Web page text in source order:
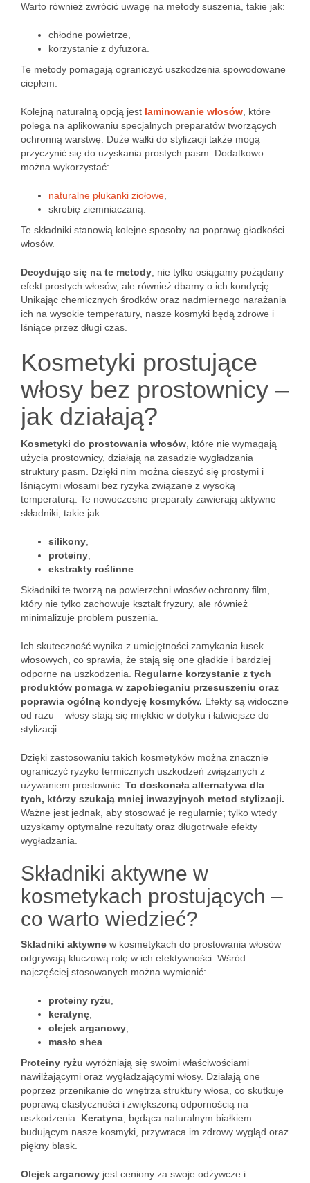
Warto również zwrócić uwagę na metody suszenia, takie jak:
chłodne powietrze,
korzystanie z dyfuzora.
Te metody pomagają ograniczyć uszkodzenia spowodowane
ciepłem.
Kolejną naturalną opcją jest laminowanie włosów , które
polega na aplikowaniu specjalnych preparatów tworzących
ochronną warstwę. Duże wałki do stylizacji także mogą
przyczynić się do uzyskania prostych pasm. Dodatkowo
można wykorzystać:
naturalne płukanki ziołowe
skrobię ziemniaczaną.
Te składniki stanowią kolejne sposoby na poprawę gładkości
włosów.
Decydując się na te metody , nie tylko osiągamy pożądany
efekt prostych włosów, ale również dbamy o ich kondycję.
Unikając chemicznych środków oraz nadmiernego narażania
ich na wysokie temperatury, nasze kosmyki będą zdrowe i
lśniące przez długi czas.
Kosmetyki prostujące
włosy bez prostownicy –
jak działają?
Kosmetyki do prostowania włosów , które nie wymagają
użycia prostownicy, działają na zasadzie wygładzania
struktury pasm. Dzięki nim można cieszyć się prostymi i
lśniącymi włosami bez ryzyka związane z wysoką
temperaturą. Te nowoczesne preparaty zawierają aktywne
składniki, takie jak:
silikony
proteiny
ekstrakty roślinne
Składniki te tworzą na powierzchni włosów ochronny film,
który nie tylko zachowuje kształt fryzury, ale również
minimalizuje problem puszenia.
Ich skuteczność wynika z umiejętności zamykania łusek
włosowych, co sprawia, że stają się one gładkie i bardziej
odporne na uszkodzenia. Regularne korzystanie z tych
produktów pomaga w zapobieganiu przesuszeniu oraz
poprawia ogólną kondycję kosmyków. Efekty są widoczne
od razu – włosy stają się miękkie w dotyku i łatwiejsze do
stylizacji.
Dzięki zastosowaniu takich kosmetyków można znacznie
ograniczyć ryzyko termicznych uszkodzeń związanych z
używaniem prostownic. To doskonała alternatywa dla
tych, którzy szukają mniej inwazyjnych metod stylizacji.
Ważne jest jednak, aby stosować je regularnie; tylko wtedy
uzyskamy optymalne rezultaty oraz długotrwałe efekty
wygładzania.
Składniki aktywne w
kosmetykach prostujących –
co warto wiedzieć?
Składniki aktywne w kosmetykach do prostowania włosów
odgrywają kluczową rolę w ich efektywności. Wśród
najczęściej stosowanych można wymienić:
proteiny ryżu
keratynę
olejek arganowy
masło shea
Proteiny ryżu wyróżniają się swoimi właściwościami
nawilżającymi oraz wygładzającymi włosy. Działają one
poprzez przenikanie do wnętrza struktury włosa, co skutkuje
poprawą elastyczności i zwiększoną odpornością na
uszkodzenia. Keratyna , będąca naturalnym białkiem
budującym nasze kosmyki, przywraca im zdrowy wygląd oraz
piękny blask.
Olejek arganowy jest ceniony za swoje odżywcze i